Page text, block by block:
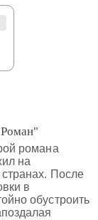
Роман"
романа
на
После
в
обустроить